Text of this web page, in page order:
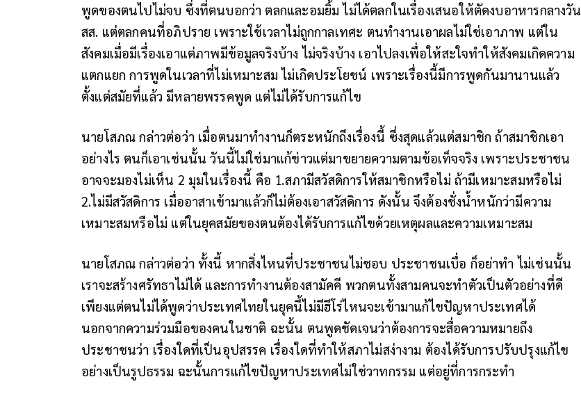
พูดของตนไปไม่จบ ซึ่งที่ตนบอกว่า ตลกและอมยิ้ม ไม่ได้ตลกในเรื่องเสนอให้ตัดงบอาหารกลางวัน
สส. แต่ตลกคนที่อภิปราย เพราะใช้เวลาไม่ถูกกาลเทศะ ตนทำงานเอาผลไม่ใช่เอาภาพ แต่ใน
สังคมเมื่อมีเรื่องเอาแต่ภาพมีข้อมูลจริงบ้าง ไม่จริงบ้าง เอาไปลงเพื่อให้สะใจทำให้สังคมเกิดความ
แตกแยก การพูดในเวลาที่ไม่เหมาะสม ไม่เกิดประโยชน์ เพราะเรื่องนี้มีการพูดกันมานานแล้ว
ตั้งแต่สมัยที่แล้ว มีหลายพรรคพูด แต่ไม่ได้รับการแก้ไข
นายโสภณ กล่าวต่อว่า เมื่อตนมาทำงานก็ตระหนักถึงเรื่องนี้ ซึ่งสุดแล้วแต่สมาชิก ถ้าสมาชิกเอา
อย่างไร ตนก็เอาเช่นนั้น วันนี้ไม่ใช่มาแก้ข่าวแต่มาขยายความตามข้อเท็จจริง เพราะประชาชน
อาจจะมองไม่เห็น 2 มุมในเรื่องนี้ คือ 1.สภามีสวัสดิการให้สมาชิกหรือไม่ ถ้ามีเหมาะสมหรือไม่
2.ไม่มีสวัสดิการ เมื่ออาสาเข้ามาแล้วก็ไม่ต้องเอาสวัสดิการ ดังนั้น จึงต้องชั่งน้ำหนักว่ามีความ
เหมาะสมหรือไม่ แต่ในยุคสมัยของตนต้องได้รับการแก้ไขด้วยเหตุผลและความเหมาะสม
นายโสภณ กล่าวต่อว่า ทั้งนี้ หากสิ่งไหนที่ประชาชนไม่ชอบ ประชาชนเบื่อ ก็อย่าทำ ไม่เช่นนั้น
เราจะสร้างศรัทธาไม่ได้ และการทำงานต้องสามัคคี พวกตนทั้งสามคนจะทำตัวเป็นตัวอย่างที่ดี
เพียงแต่ตนไม่ได้พูดว่าประเทศไทยในยุคนี้ไม่มีฮีโร่ไหนจะเข้ามาแก้ไขปัญหาประเทศได้
นอกจากความร่วมมือของคนในชาติ ฉะนั้น ตนพูดชัดเจนว่าต้องการจะสื่อความหมายถึง
ประชาชนว่า เรื่องใดที่เป็นอุปสรรค เรื่องใดที่ทำให้สภาไม่สง่างาม ต้องได้รับการปรับปรุงแก้ไข
อย่างเป็นรูปธรรม ฉะนั้นการแก้ไขปัญหาประเทศไม่ใช่วาทกรรม แต่อยู่ที่การกระทำ